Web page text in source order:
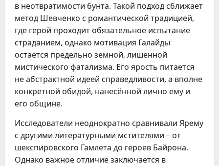
в неотвратимости бунта. Такой подход сближает
метод Шевченко с романтической традицией,
где герой проходит обязательное испытание
страданием, однако мотивация Галайды
остаётся предельно земной, лишённой
мистического фатализма. Его ярость питается
не абстрактной идеей справедливости, а вполне
конкретной обидой, нанесённой лично ему и
его общине.
Исследователи неоднократно сравнивали Ярему
с другими литературными мстителями – от
шекспировского Гамлета до героев Байрона.
Однако важное отличие заключается в